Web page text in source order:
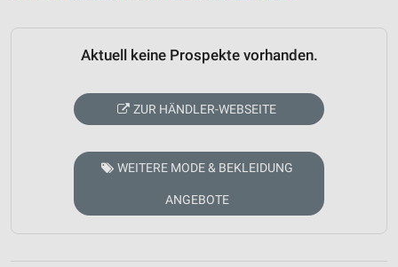
Aktuell keine Prospekte vorhanden.
ZUR HÄNDLER-WEBSEITE
WEITERE MODE & BEKLEIDUNG
ANGEBOTE